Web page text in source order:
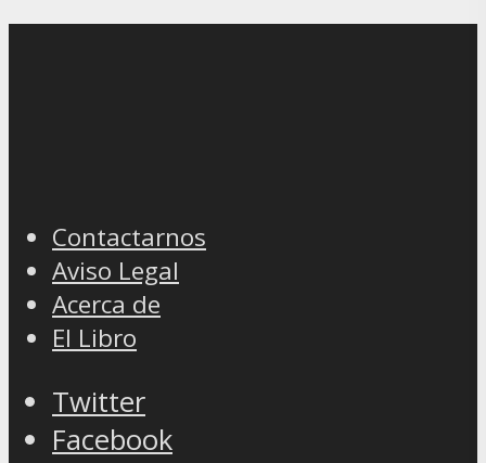
Contactarnos
Aviso Legal
Acerca de
El Libro
Twitter
Facebook